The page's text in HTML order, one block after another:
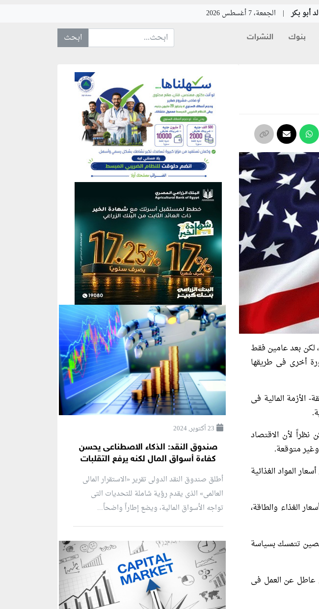
أبو بكر | الجمعة، 7 أغسطس 2026
بنوك النشرات ابحث عن... :
لكن بعد عامين فقط
أخرى فى طريقها
الأزمة المالية فى
نظراً لأن الاقتصاد
متوقعة.
المواد الغذائية
مع استبعاد أسعار الغذاء والطاقة،
تتمسك بسياسة
عاطل عن العمل فى
منطقة إعلانية
منطقة إعلانية
23 أكتوبر, 2024
صندوق النقد: الذكاء الاصطناعى يحسن
كفاءة أسواق المال لكنه يرفع التقلبات
أطلق صندوق النقد الدولى تقرير «الاستقرار المالى
العالمى» الذى يقدم رؤية شاملة للتحديات التى
تواجه الأسواق المالية، ويضع إطاراً واضحاً...